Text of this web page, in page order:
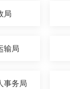
局
输局
事务局